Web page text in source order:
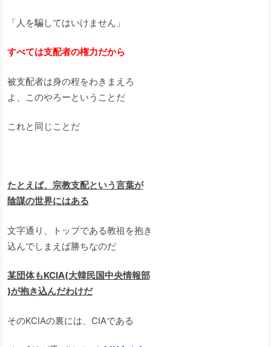
「人を騙してはいけません」
すべては支配者の権力だから
被支配者は身の程をわきまえろ
よ、このやろーということだ
これと同じことだ
たとえば、宗教支配という言葉が
陰謀の世界にはある
文字通り、トップである教祖を抱き
込んでしまえば勝ちなのだ
某団体もKCIA(大韓民国中央情報部
)が抱き込んだわけだ
そのKCIAの裏には、CIAである